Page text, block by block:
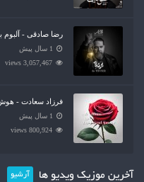
رضا صادقی - آلبوم
1 سال پیش
3,057,467 views
فرزاد سعادت -
1 سال پیش
800,924 views
آخرین موزیک ویدیو ها آرشیو